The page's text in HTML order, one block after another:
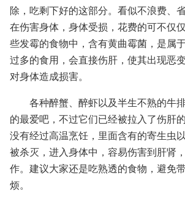
除，吃剩下好的这部分。看似不浪费、
在伤害身体，身体受损，花费的可不仅
些发霉的食物中，含有黄曲霉菌，是属
过多的食用，会直接伤肝，使其出现恶
对身体造成损害。
各种醉蟹、醉虾以及半生不熟的牛
的最爱吧，不过它们已经被拉入了伤肝
没有经过高温烹饪，里面含有的寄生虫
被杀灭，进入身体中，容易伤害到肝肾
作。建议大家还是吃熟透的食物，避免
烦。